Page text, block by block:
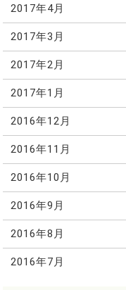
2017年4月
2017年3月
2017年2月
2017年1月
2016年12月
2016年11月
2016年10月
2016年9月
2016年8月
2016年7月